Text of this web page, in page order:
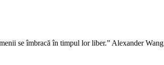
se îmbracă în timpul lor liber.” Alexander Wang